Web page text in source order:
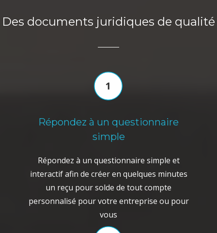
Des documents juridiques de qualité
Répondez à un questionnaire
simple
Répondez à un questionnaire simple et
interactif afin de créer en quelques minutes
un reçu pour solde de tout compte
personnalisé pour votre entreprise ou pour
vous